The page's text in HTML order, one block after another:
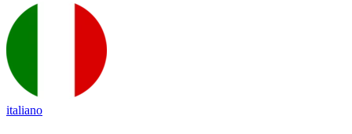
italiano